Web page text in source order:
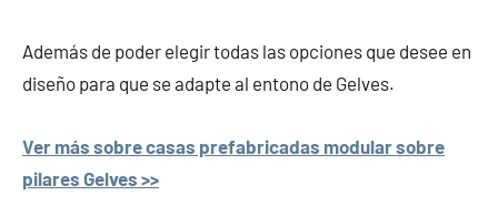
Además de poder elegir todas las opciones que desee en
diseño para que se adapte al entono de Gelves.
Ver más sobre casas prefabricadas modular sobre
pilares Gelves >>